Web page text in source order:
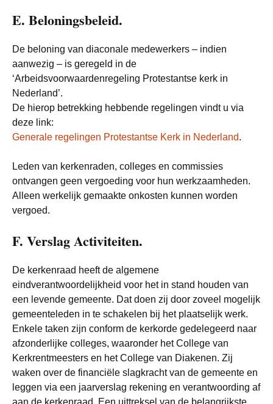
E. Beloningsbeleid.
De beloning van diaconale medewerkers – indien
aanwezig – is geregeld in de
‘Arbeidsvoorwaardenregeling Protestantse kerk in
Nederland’.
De hierop betrekking hebbende regelingen vindt u via
deze link:
Generale regelingen Protestantse Kerk in Nederland.
Leden van kerkenraden, colleges en commissies
ontvangen geen vergoeding voor hun werkzaamheden.
Alleen werkelijk gemaakte onkosten kunnen worden
vergoed.
F. Verslag Activiteiten.
De kerkenraad heeft de algemene
eindverantwoordelijkheid voor het in stand houden van
een levende gemeente. Dat doen zij door zoveel mogelijk
gemeenteleden in te schakelen bij het plaatselijk werk.
Enkele taken zijn conform de kerkorde gedelegeerd naar
afzonderlijke colleges, waaronder het College van
Kerkrentmeesters en het College van Diakenen. Zij
waken over de financiële slagkracht van de gemeente en
leggen via een jaarverslag rekening en verantwoording af
aan de kerkenraad. Een uittreksel van de belangrijkste